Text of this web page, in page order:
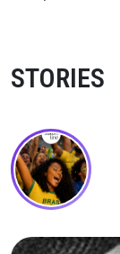
STORIES